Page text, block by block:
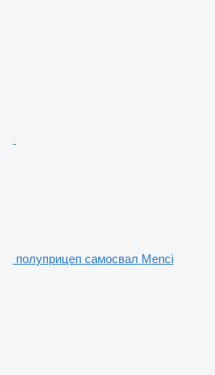
полуприцеп самосвал Menci